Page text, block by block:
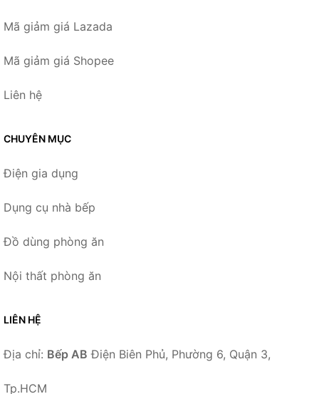
Mã giảm giá Lazada
Mã giảm giá Shopee
Liên hệ
CHUYÊN MỤC
Điện gia dụng
Dụng cụ nhà bếp
Đồ dùng phòng ăn
Nội thất phòng ăn
LIÊN HỆ
Địa chỉ: Bếp AB Điện Biên Phủ, Phường 6, Quận 3,
Tp.HCM